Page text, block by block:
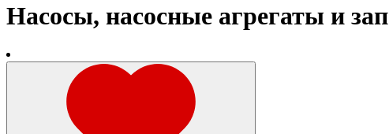
Насосы, насосные агрегаты и